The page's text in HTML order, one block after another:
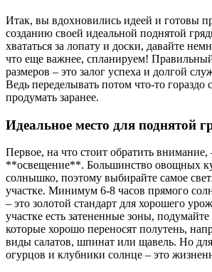
Итак, вы вдохновились идеей и готовы
созданию своей идеальной поднятой
хвататься за лопату и доски, давайте
что еще важнее, спланируем!
размеров – это залог успеха и долгой
Ведь переделывать потом что-то гораздо
продумать заранее.
Идеальное место для поднятой
Первое, на что стоит обратить внимание,
**освещение**. Большинство овощных
солнышко, поэтому выбирайте самое
участке. Минимум 6-8 часов прямого
– это золотой стандарт для хорошего
участке есть затененные зоны, подумайте
которые хорошо переносят полутень,
виды салатов, шпинат или щавель. Но
огурцов и клубники солнце – это